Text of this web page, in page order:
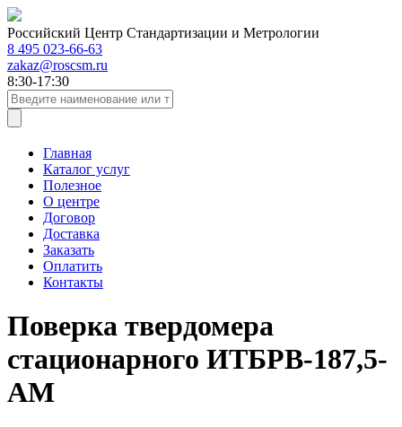
Российский Центр Стандартизации и Метрологии
8 495 023-66-63
zakaz@roscsm.ru
8:30-17:30
Главная
Каталог услуг
Полезное
О центре
Договор
Доставка
Заказать
Оплатить
Контакты
Поверка твердомера
стационарного ИТБРВ-187,5-
АМ